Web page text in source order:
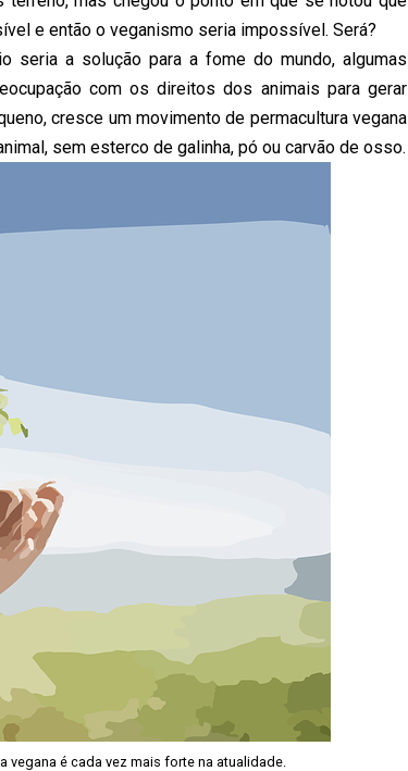
e então o veganismo seria impossível. Será?
seria a solução para a fome do mundo, algumas
com os direitos dos animais para gerar
cresce um movimento de permacultura vegana
sem esterco de galinha, pó ou carvão de osso.
é cada vez mais forte na atualidade.